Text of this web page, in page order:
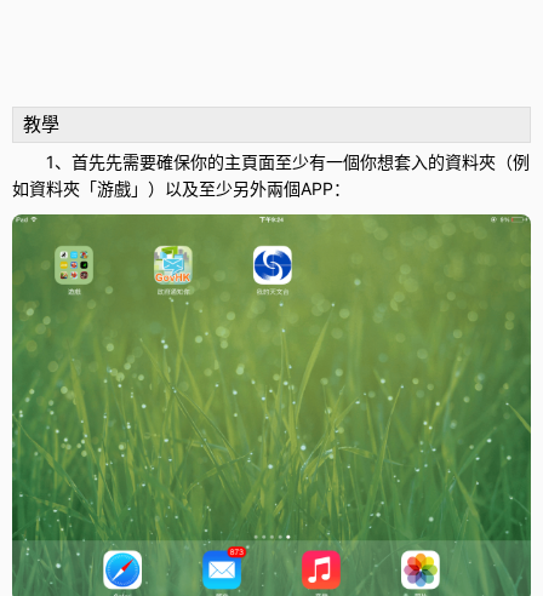
教學
1、首先先需要確保你的主頁面至少有一個你想套入的資料夾（例
如資料夾「游戲」）以及至少另外兩個APP：